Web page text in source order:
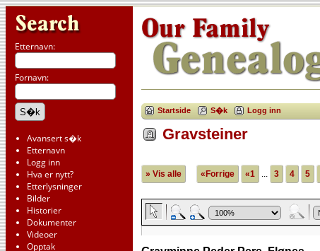
Etternavn:
Fornavn:
Avansert s�k
Etternavn
Logg inn
Hva er nytt?
Etterlysninger
Bilder
Historier
Dokumenter
Videoer
Opptak
Startside S�k Logg inn
Gravsteiner
» Vis alle «Forrige «1 ... 3 4 5